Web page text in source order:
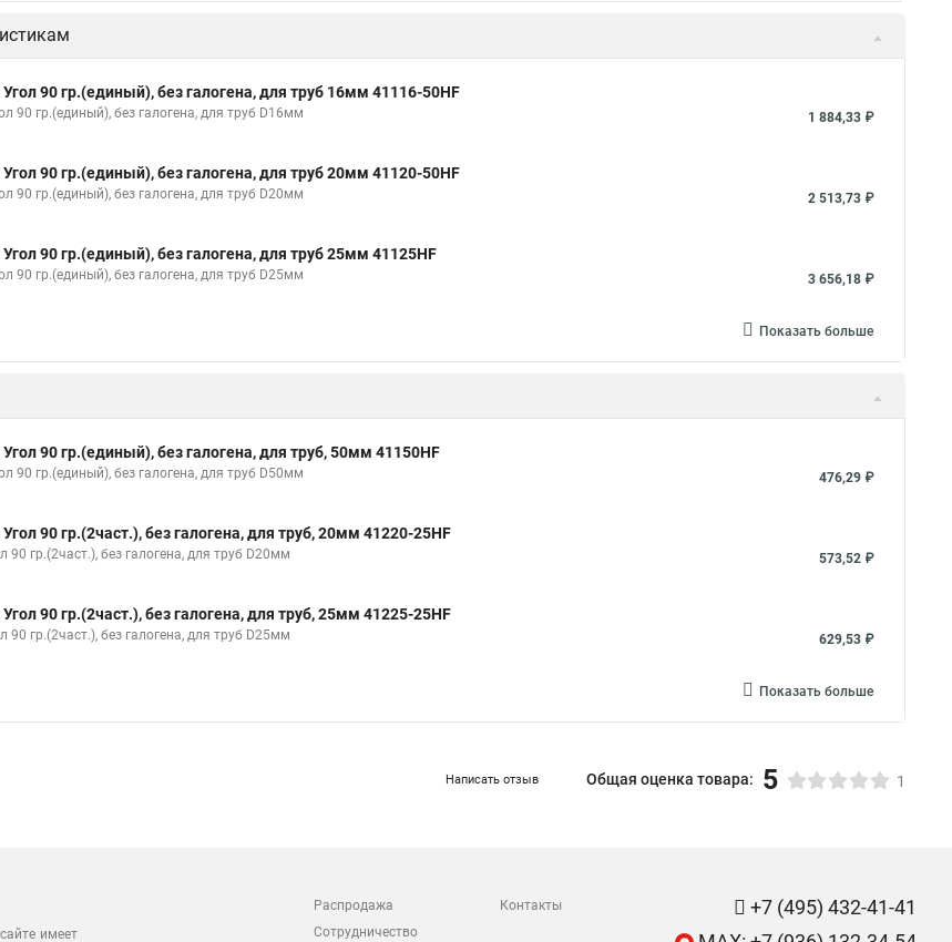
90 гр.(единый), без галогена, для труб 16мм 41116-50HF
90 гр.(единый), без галогена, для труб D16мм 1 884,33 ₽
90 гр.(единый), без галогена, для труб 20мм 41120-50HF
90 гр.(единый), без галогена, для труб D20мм 2 513,73 ₽
90 гр.(единый), без галогена, для труб 25мм 41125HF
90 гр.(единый), без галогена, для труб D25мм 3 656,18 ₽
Показать больше
90 гр.(единый), без галогена, для труб, 50мм 41150HF
90 гр.(единый), без галогена, для труб D50мм 476,29 ₽
90 гр.(2част.), без галогена, для труб, 20мм 41220-25HF
90 гр.(2част.), без галогена, для труб D20мм 573,52 ₽
90 гр.(2част.), без галогена, для труб, 25мм 41225-25HF
90 гр.(2част.), без галогена, для труб D25мм 629,53 ₽
Показать больше
Написать отзыв Общая оценка товара: 5 1
имеет
Распродажа
Сотрудничество
Контакты
+7 (495) 432-41-41